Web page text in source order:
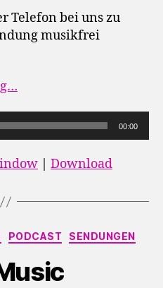
Telefon bei uns zu
musikfrei
00:00
Download
Kategorien
PODCAST SENDUNGEN